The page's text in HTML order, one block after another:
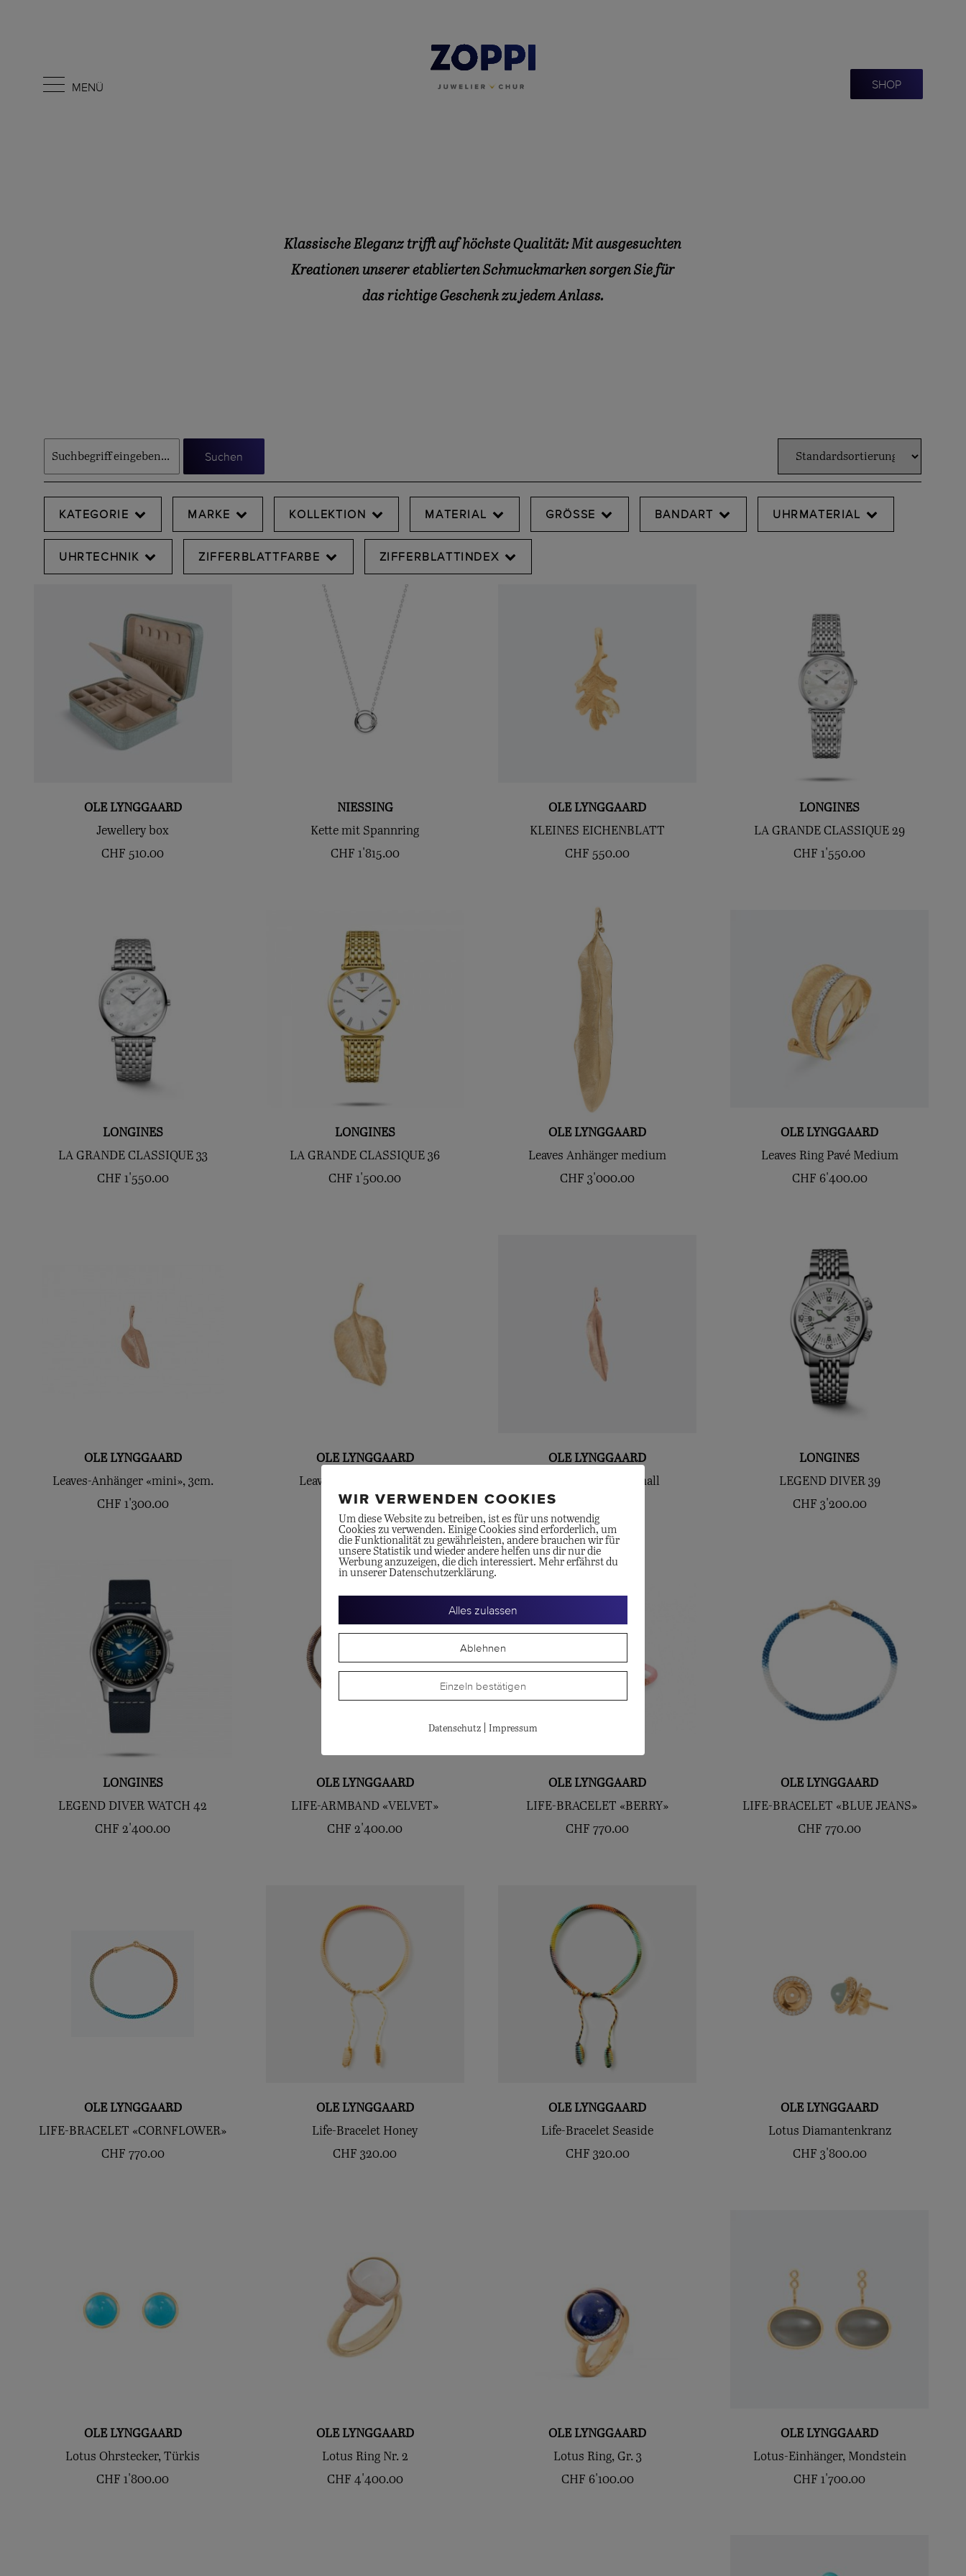
MENÜ SHOP
Klassische Eleganz trifft auf höchste Qualität: Mit ausgesuchten
Kreationen unserer etablierten Schmuckmarken sorgen Sie für
das richtige Geschenk zu jedem Anlass.
Suchen
KATEGORIE MARKE KOLLEKTION MATERIAL GRÖSSE BANDART UHRMATERIAL
UHRTECHNIK ZIFFERBLATTFARBE ZIFFERBLATTINDEX
OLE LYNGGAARD
Jewellery box
CHF 510.00
NIESSING
Kette mit Spannring
CHF 1'815.00
OLE LYNGGAARD
KLEINES EICHENBLATT
CHF 550.00
LONGINES
LA GRANDE CLASSIQUE 29
CHF 1'550.00
LONGINES
LA GRANDE CLASSIQUE 33
CHF 1'550.00
LONGINES
LA GRANDE CLASSIQUE 36
CHF 1'500.00
OLE LYNGGAARD
Leaves Anhänger medium
CHF 3'000.00
OLE LYNGGAARD
Leaves Ring Pavé Medium
CHF 6'400.00
OLE LYNGGAARD
Leaves-Anhänger «mini», 3cm.
CHF 1'300.00
OLE LYNGGAARD
Leaves-Anhänger «rund»
CHF 3'100.00
OLE LYNGGAARD
Leaves-Anhänger, small
LONGINES
LEGEND DIVER 39
CHF 3'200.00
LONGINES
LEGEND DIVER WATCH 42
CHF 2'400.00
OLE LYNGGAARD
LIFE-ARMBAND «VELVET»
CHF 2'400.00
OLE LYNGGAARD
LIFE-BRACELET «BERRY»
CHF 770.00
OLE LYNGGAARD
LIFE-BRACELET «BLUE JEANS»
CHF 770.00
OLE LYNGGAARD
LIFE-BRACELET «CORNFLOWER»
CHF 770.00
OLE LYNGGAARD
Life-Bracelet Honey
CHF 320.00
OLE LYNGGAARD
Life-Bracelet Seaside
CHF 320.00
OLE LYNGGAARD
Lotus Diamantenkranz
CHF 3'800.00
OLE LYNGGAARD
Lotus Ohrstecker, Türkis
CHF 1'800.00
OLE LYNGGAARD
Lotus Ring Nr. 2
CHF 4'400.00
OLE LYNGGAARD
Lotus Ring, Gr. 3
CHF 6'100.00
OLE LYNGGAARD
Lotus-Einhänger, Mondstein
CHF 1'700.00
WIR VERWENDEN COOKIES
Um diese Website zu betreiben, ist es für uns notwendig
Cookies zu verwenden. Einige Cookies sind erforderlich, um
die Funktionalität zu gewährleisten, andere brauchen wir für
unsere Statistik und wieder andere helfen uns dir nur die
Werbung anzuzeigen, die dich interessiert. Mehr erfährst du
in unserer Datenschutzerklärung.
Alles zulassen
Ablehnen
Einzeln bestätigen
Datenschutz Impressum